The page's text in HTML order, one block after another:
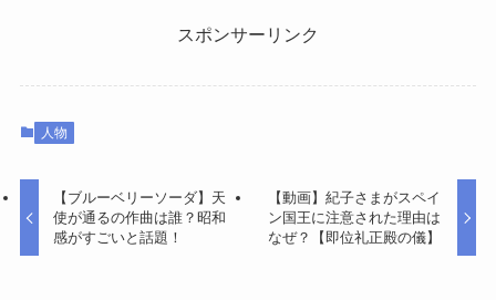
スポンサーリンク
人物
【ブルーベリーソーダ】天
使が通るの作曲は誰？昭和
感がすごいと話題！
【動画】紀子さまがスペイ
ン国王に注意された理由は
なぜ？【即位礼正殿の儀】